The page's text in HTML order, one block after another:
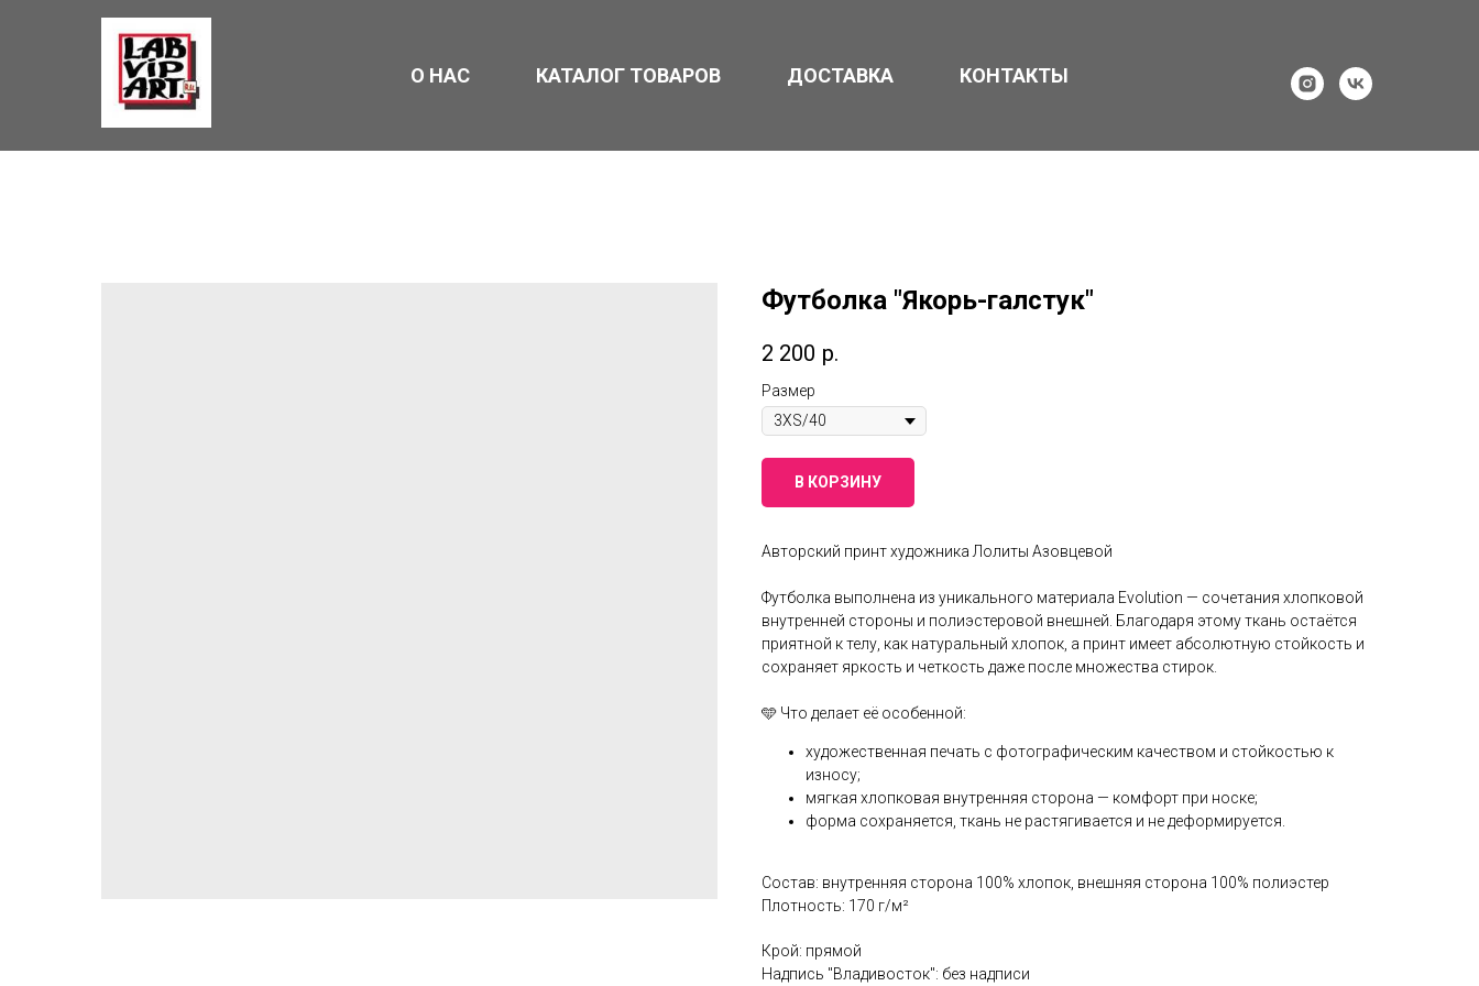
О НАС КАТАЛОГ ТОВАРОВ ДОСТАВКА КОНТАКТЫ
Футболка "Якорь-галстук"
2 200 р.
Размер
В КОРЗИНУ
Авторский принт художника Лолиты Азовцевой
Футболка выполнена из уникального материала Evolution — сочетания хлопковой
внутренней стороны и полиэстеровой внешней. Благодаря этому ткань остаётся
приятной к телу, как натуральный хлопок, а принт имеет абсолютную стойкость и
сохраняет яркость и четкость даже после множества стирок.
🩵 Что делает её особенной:
художественная печать с фотографическим качеством и стойкостью к
износу;
мягкая хлопковая внутренняя сторона — комфорт при носке;
форма сохраняется, ткань не растягивается и не деформируется.
Состав: внутренняя сторона 100% хлопок, внешняя сторона 100% полиэстер
Плотность: 170 г/м²
Крой: прямой
Надпись "Владивосток": без надписи